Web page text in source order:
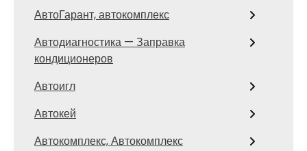
АвтоГарант, автокомплекс
Автодиагностика — Заправка
кондиционеров
Автоигл
Автокей
Автокомплекс, Автокомплекс